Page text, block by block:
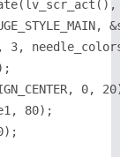
3,
0,
80);